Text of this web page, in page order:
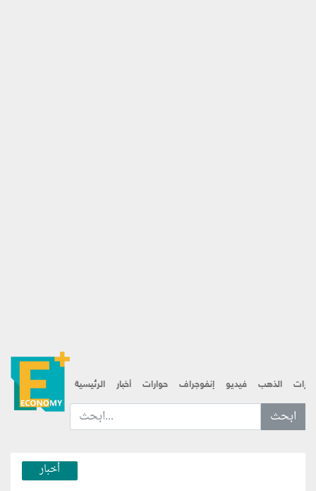
الرئيسية أخبار حوارات إنفوجراف فيديو الذهب
ابحث عن... :
أخبار